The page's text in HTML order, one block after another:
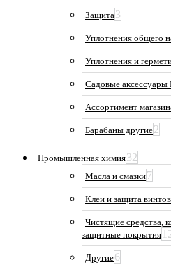
Защита3
Уплотнения общего
Уплотнения и
Садовые аксессуары
Ассортимент
Барабаны другие2
Промышленная химия32
Масла и смазки7
Клеи и защита винтов
Чистящие средства,
защитные покрытия
Другие6